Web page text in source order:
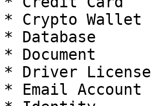
* Crypto Wallet
* Database
* Document
* Driver License
* Email Account